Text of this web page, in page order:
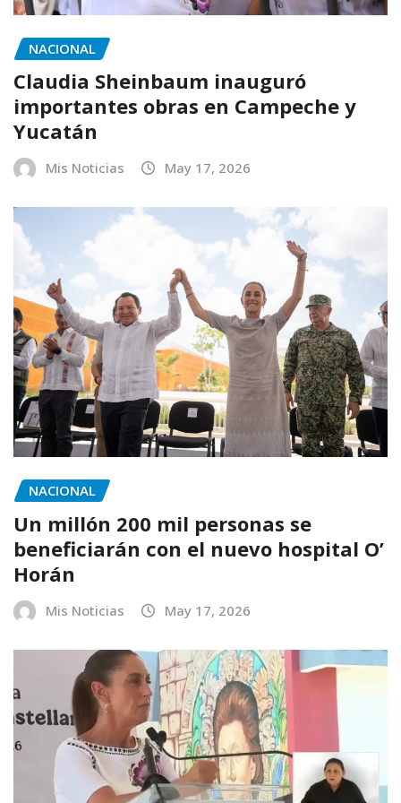
NACIONAL
Claudia Sheinbaum inauguró
importantes obras en Campeche y
Yucatán
Mis Noticias May 17, 2026
NACIONAL
Un millón 200 mil personas se
beneficiarán con el nuevo hospital O’
Horán
Mis Noticias May 17, 2026